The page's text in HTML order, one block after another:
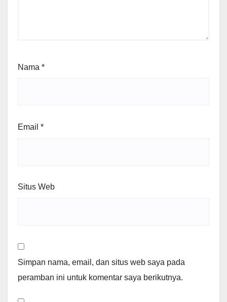
Nama *
Email *
Situs Web
Simpan nama, email, dan situs web saya pada
peramban ini untuk komentar saya berikutnya.